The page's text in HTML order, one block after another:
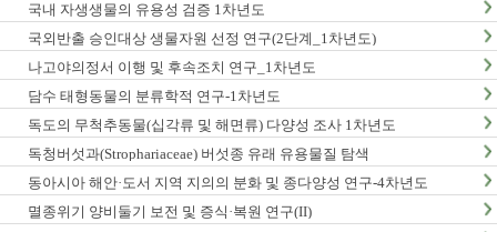
국내 자생생물의 유용성 검증 1차년도
국외반출 승인대상 생물자원 선정 연구(2단계_1차년도)
나고야의정서 이행 및 후속조치 연구_1차년도
담수 태형동물의 분류학적 연구-1차년도
독도의 무척추동물(십각류 및 해면류) 다양성 조사 1차년도
독청버섯과(Strophariaceae) 버섯종 유래 유용물질 탐색
동아시아 해안·도서 지역 지의의 분화 및 종다양성 연구-4차년도
멸종위기 양비둘기 보전 및 증식·복원 연구(II)